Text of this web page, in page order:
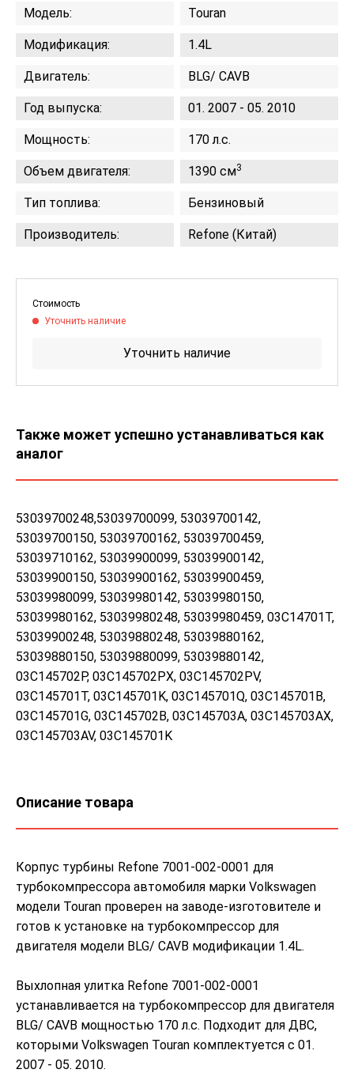
Модель: Touran
Модификация: 1.4L
Двигатель: BLG/ CAVB
Год выпуска: 01. 2007 - 05. 2010
Мощность: 170 л.с.
Объем двигателя: 1390 см3
Тип топлива: Бензиновый
Производитель: Refone (Китай)
Стоимость
Уточнить наличие
Уточнить наличие
Также может успешно устанавливаться как
аналог
53039700248,53039700099, 53039700142,
53039700150, 53039700162, 53039700459,
53039710162, 53039900099, 53039900142,
53039900150, 53039900162, 53039900459,
53039980099, 53039980142, 53039980150,
53039980162, 53039980248, 53039980459, 03C14701T,
53039900248, 53039880248, 53039880162,
53039880150, 53039880099, 53039880142,
03C145702P, 03C145702PX, 03C145702PV,
03C145701T, 03C145701K, 03C145701Q, 03C145701B,
03C145701G, 03C145702B, 03C145703A, 03C145703AX,
03C145703AV, 03C145701K
Описание товара
Корпус турбины Refone 7001-002-0001 для
турбокомпрессора автомобиля марки Volkswagen
модели Touran проверен на заводе-изготовителе и
готов к установке на турбокомпрессор для
двигателя модели BLG/ CAVB модификации 1.4L.
Выхлопная улитка Refone 7001-002-0001
устанавливается на турбокомпрессор для двигателя
BLG/ CAVB мощностью 170 л.с. Подходит для ДВС,
которыми Volkswagen Touran комплектуется с 01.
2007 - 05. 2010.